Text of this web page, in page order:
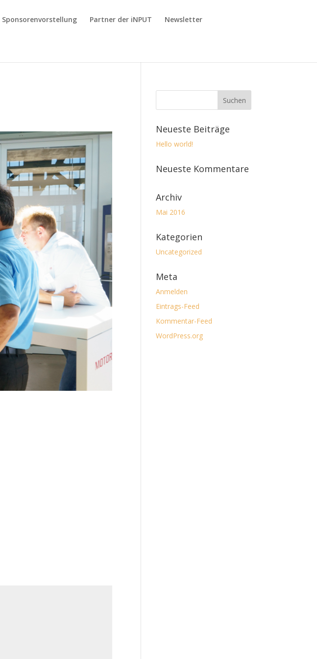
Sponsorenvorstellung Partner der iNPUT Newsletter
Neueste Beiträge
Hello world!
Neueste Kommentare
Archiv
Mai 2016
Kategorien
Uncategorized
Meta
Anmelden
Eintrags-Feed
Kommentar-Feed
WordPress.org